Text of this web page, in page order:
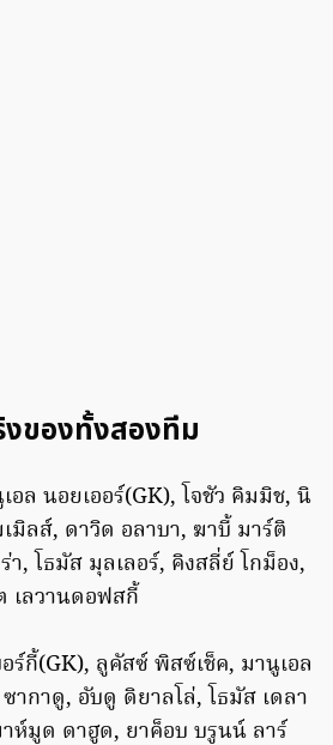
งของทั้งสองทีม
อล นอยเออร์(GK), โจชัว คิมมิช, นิ
มิลส์, ดาวิด อลาบา, ฆาบี้ มาร์ติ
า, โธมัส มุลเลอร์, คิงสลี่ย์ โกม็อง,
เลวานดอฟสกี้
ร์กี้(GK), ลูคัสซ์ พิสซ์เช็ค, มานูเอล
ากาดู, อับดู ดิยาลโล่, โธมัส เดลา
ห์มูด ดาฮูด, ยาค็อบ บรูนน์ ลาร์